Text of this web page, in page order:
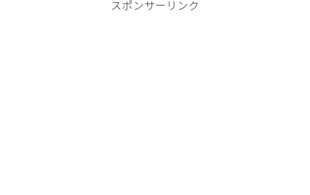
スポンサーリンク